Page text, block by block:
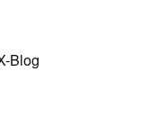
Blog